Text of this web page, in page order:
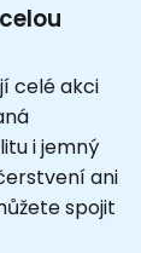
celé akci
i jemný
ani
spojit